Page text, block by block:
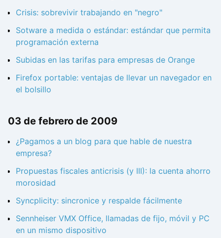
Crisis: sobrevivir trabajando en "negro"
Sotware a medida o estándar: estándar que permita
programación externa
Subidas en las tarifas para empresas de Orange
Firefox portable: ventajas de llevar un navegador en
el bolsillo
03 de febrero de 2009
¿Pagamos a un blog para que hable de nuestra
empresa?
Propuestas fiscales anticrisis (y III): la cuenta ahorro
morosidad
Syncplicity: sincronice y respalde fácilmente
Sennheiser VMX Office, llamadas de fijo, móvil y PC
en un mismo dispositivo